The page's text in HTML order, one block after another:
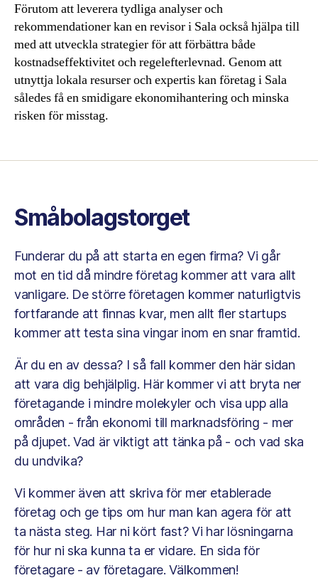
Förutom att leverera tydliga analyser och
rekommendationer kan en revisor i Sala också hjälpa till
med att utveckla strategier för att förbättra både
kostnadseffektivitet och regelefterlevnad. Genom att
utnyttja lokala resurser och expertis kan företag i Sala
således få en smidigare ekonomihantering och minska
risken för misstag.
Småbolagstorget
Funderar du på att starta en egen firma? Vi går
mot en tid då mindre företag kommer att vara allt
vanligare. De större företagen kommer naturligtvis
fortfarande att finnas kvar, men allt fler startups
kommer att testa sina vingar inom en snar framtid.
Är du en av dessa? I så fall kommer den här sidan
att vara dig behjälplig. Här kommer vi att bryta ner
företagande i mindre molekyler och visa upp alla
områden - från ekonomi till marknadsföring - mer
på djupet. Vad är viktigt att tänka på - och vad ska
du undvika?
Vi kommer även att skriva för mer etablerade
företag och ge tips om hur man kan agera för att
ta nästa steg. Har ni kört fast? Vi har lösningarna
för hur ni ska kunna ta er vidare. En sida för
företagare - av företagare. Välkommen!